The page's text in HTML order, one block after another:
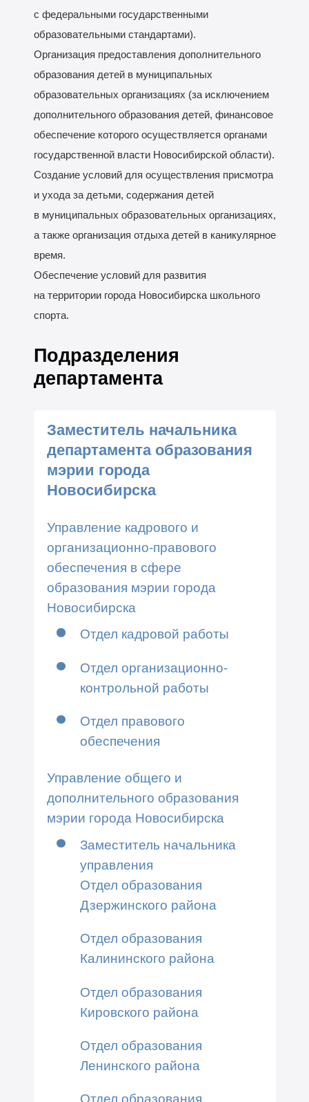
с федеральными государственными
образовательными стандартами).
Организация предоставления дополнительного
образования детей в муниципальных
образовательных организациях (за исключением
дополнительного образования детей, финансовое
обеспечение которого осуществляется органами
государственной власти Новосибирской области).
Создание условий для осуществления присмотра
и ухода за детьми, содержания детей
в муниципальных образовательных организациях,
а также организация отдыха детей в каникулярное
время.
Обеспечение условий для развития
на территории города Новосибирска школьного
спорта.
Подразделения
департамента
Заместитель начальника
департамента образования
мэрии города
Новосибирска
Управление кадрового и
организационно-правового
обеспечения в сфере
образования мэрии города
Новосибирска
Отдел кадровой работы
Отдел организационно-
контрольной работы
Отдел правового
обеспечения
Управление общего и
дополнительного образования
мэрии города Новосибирска
Заместитель начальника
управления
Отдел образования
Дзержинского района
Отдел образования
Калининского района
Отдел образования
Кировского района
Отдел образования
Ленинского района
Отдел образования